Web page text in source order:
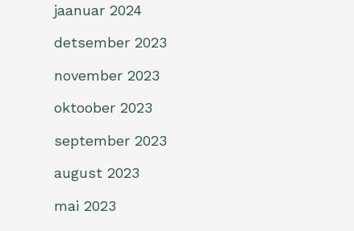
jaanuar 2024
detsember 2023
november 2023
oktoober 2023
september 2023
august 2023
mai 2023